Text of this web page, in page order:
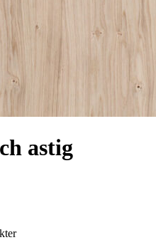
astig